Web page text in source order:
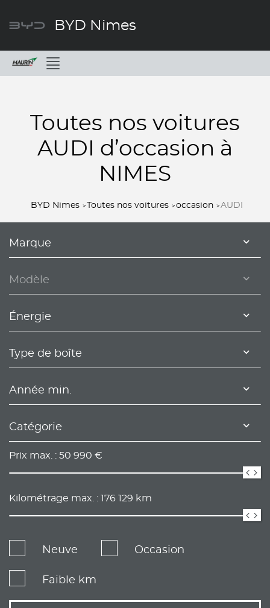
BYD Nimes
Menu
Toutes nos voitures
AUDI d’occasion à
NIMES
BYD Nimes Toutes nos voitures occasion AUDI
Marque
Modèle
Énergie
Type de boîte
Année min.
Catégorie
Prix max. : 50 990 €
Kilométrage max. : 176 129 km
Neuve Occasion
Faible km